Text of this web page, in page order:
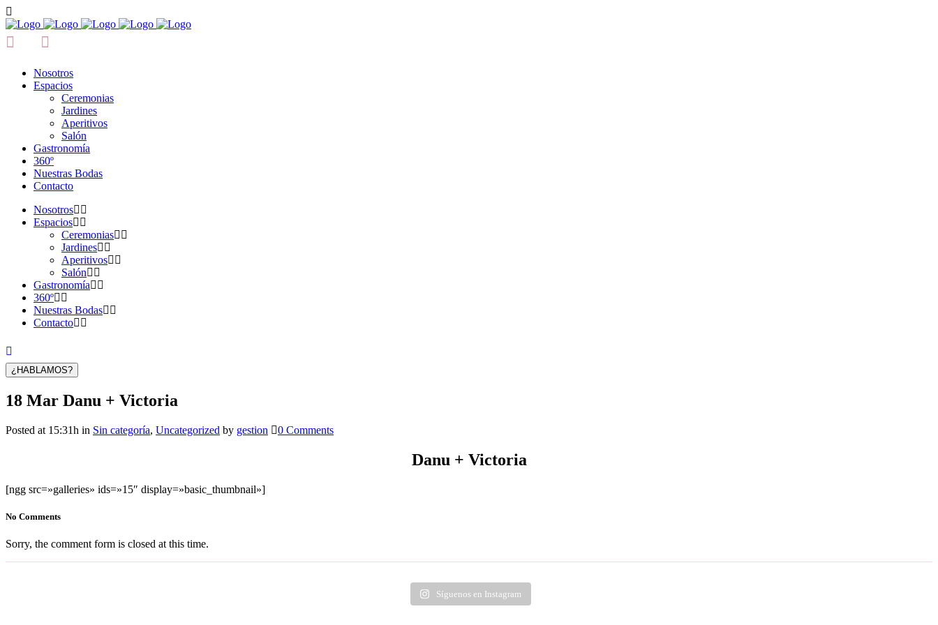
Nosotros
Espacios
Ceremonias
Jardines
Aperitivos
Salón
Gastronomía
360º
Nuestras Bodas
Contacto
Nosotros
Espacios
Ceremonias
Jardines
Aperitivos
Salón
Gastronomía
360º
Nuestras Bodas
Contacto
¿HABLAMOS?
18 Mar Danu + Victoria
Posted at 15:31h in Sin categoría, Uncategorized by gestion 0 Comments
Danu + Victoria
[ngg src=»galleries» ids=»15″ display=»basic_thumbnail»]
No Comments
Sorry, the comment form is closed at this time.
Síguenos en Instagram